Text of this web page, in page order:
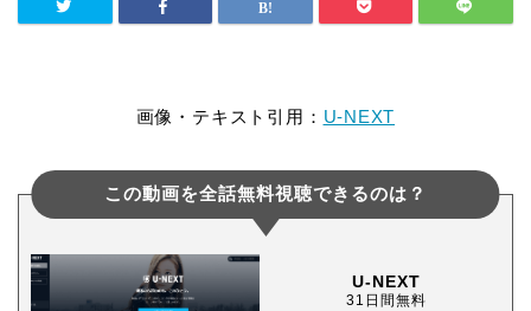
画像・テキスト引用： U-NEXT
この動画を全話無料視聴できるのは？
U-NEXT
31日間無料